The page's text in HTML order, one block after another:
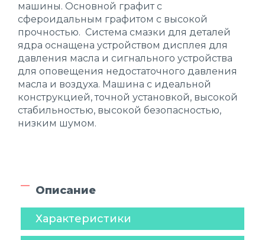
машины. Основной графит с
сфероидальным графитом с высокой
прочностью. Система смазки для деталей
ядра оснащена устройством дисплея для
давления масла и сигнального устройства
для оповещения недостаточного давления
масла и воздуха. Машина с идеальной
конструкцией, точной установкой, высокой
стабильностью, высокой безопасностью,
низким шумом.
Описание
Характеристики